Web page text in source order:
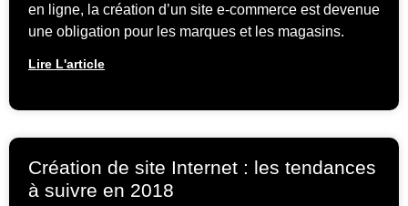
en ligne, la création d’un site e-commerce est devenue
une obligation pour les marques et les magasins.
Lire L'article
Création de site Internet : les tendances
à suivre en 2018